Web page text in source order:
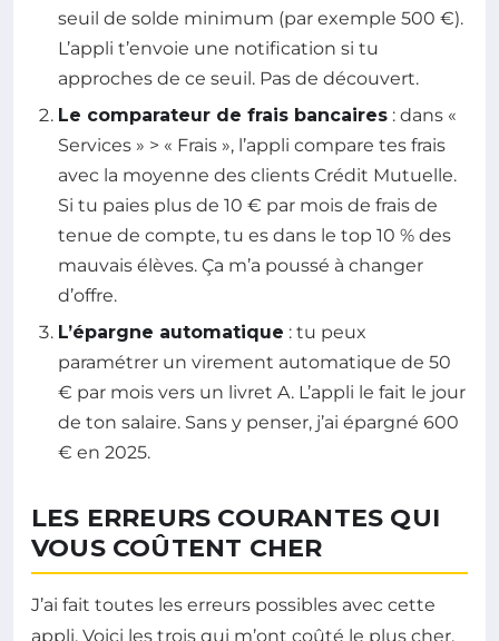
seuil de solde minimum (par exemple 500 €).
L’appli t’envoie une notification si tu
approches de ce seuil. Pas de découvert.
Le comparateur de frais bancaires : dans «
Services » > « Frais », l’appli compare tes frais
avec la moyenne des clients Crédit Mutuelle.
Si tu paies plus de 10 € par mois de frais de
tenue de compte, tu es dans le top 10 % des
mauvais élèves. Ça m’a poussé à changer
d’offre.
L’épargne automatique : tu peux
paramétrer un virement automatique de 50
€ par mois vers un livret A. L’appli le fait le jour
de ton salaire. Sans y penser, j’ai épargné 600
€ en 2025.
LES ERREURS COURANTES QUI
VOUS COÛTENT CHER
J’ai fait toutes les erreurs possibles avec cette
appli. Voici les trois qui m’ont coûté le plus cher,